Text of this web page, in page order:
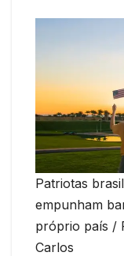
Patriotas
empunham
próprio país /
Carlos